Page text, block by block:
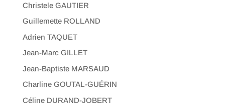
Christele GAUTIER
Guillemette ROLLAND
Adrien TAQUET
Jean-Marc GILLET
Jean-Baptiste MARSAUD
Charline GOUTAL-GUÉRIN
Céline DURAND-JOBERT